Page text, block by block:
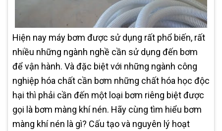
Hiện nay máy bơm được sử dụng rất phổ biến, rất
nhiều những ngành nghề cần sử dụng đến bơm
để vận hành. Và đặc biệt với những ngành công
nghiệp hóa chất cần bơm những chất hóa học độc
hại thì phải cần đến một loại bơm riêng biệt được
gọi là bơm màng khí nén. Hãy cùng tìm hiểu bơm
màng khí nén là gì? Cấu tạo và nguyên lý hoạt